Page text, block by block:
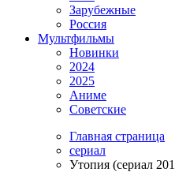
Зарубежные
Россия
Мультфильмы
Новинки
2024
2025
Аниме
Советские
Главная страница
сериал
Утопия (сериал